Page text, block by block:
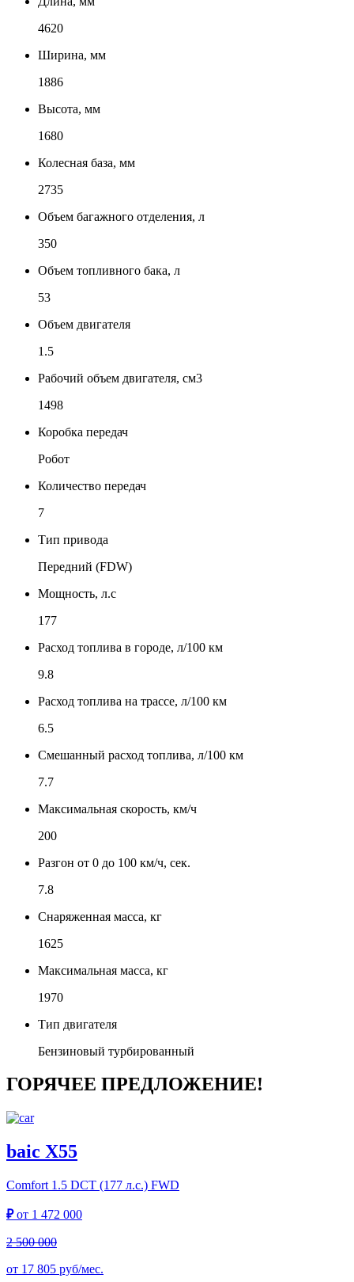
4620
Ширина, мм
1886
Высота, мм
1680
Колесная база, мм
2735
Объем багажного отделения, л
350
Объем топливного бака, л
53
Объем двигателя
1.5
Рабочий объем двигателя, см3
1498
Коробка передач
Робот
Количество передач
7
Тип привода
Передний (FDW)
Мощность, л.с
177
Расход топлива в городе, л/100 км
9.8
Расход топлива на трассе, л/100 км
6.5
Смешанный расход топлива, л/100 км
7.7
Максимальная скорость, км/ч
200
Разгон от 0 до 100 км/ч, сек.
7.8
Снаряженная масса, кг
1625
Максимальная масса, кг
1970
Тип двигателя
Бензиновый турбированный
ГОРЯЧЕЕ ПРЕДЛОЖЕНИЕ!
baic X55
Comfort 1.5 DCT (177 л.с.) FWD
₽от 1 472 000
2 500 000
от 17 805 руб/мес.